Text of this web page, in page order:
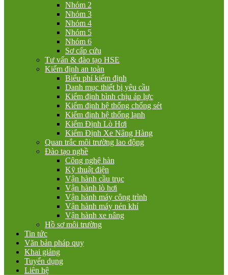
Nhóm 2
Nhóm 3
Nhóm 4
Nhóm 5
Nhóm 6
Sơ cấp cứu
Tư vấn & đào tạo HSE
Kiểm định an toàn
Biểu phí kiểm định
Danh mục thiết bị yêu cầu
Kiểm định bình chịu áp lực
Kiểm định hệ thống chống sét
Kiểm định hệ thống lạnh
Kiểm Định Lò Hơi
Kiểm Định Xe Nâng Hàng
Quan trắc môi trường lao động
Đào tạo nghề
Công nghệ hàn
Kỹ thuật điện
Vận hành cầu trục
Vận hành lò hơi
Vận hành máy công trình
Vận hành máy nén khí
Vận hành xe nâng
Hồ sơ môi trường
Tin tức
Văn bản pháp quy
Khai giảng
Tuyển dụng
Liên hệ